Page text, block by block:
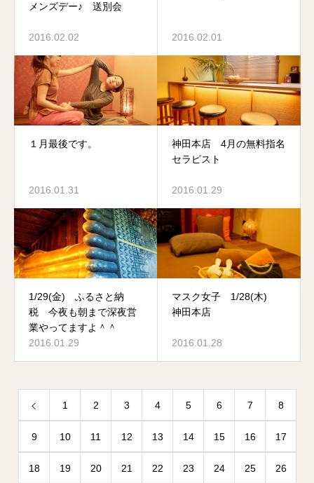
メンズデー♪ 送別会
2016.02.02 2016.02.01
１月最後です。
2016.01.31
神田本店 4月の無料指名
セラピスト
2016.01.29
1/29(金) ふるさと納
税 今夜も朝まで深夜営
業やってますよ＾＾
2016.01.29
マスク女子 1/28(木)
神田本店
2016.01.28
1 2 3 4 5 6 7 8
9 10 11 12 13 14 15 16 17
18 19 20 21 22 23 24 25 26